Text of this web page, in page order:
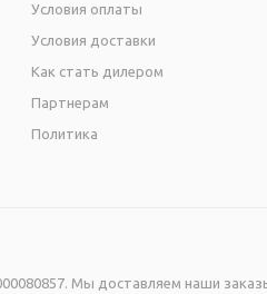
Условия оплаты
Условия доставки
Как стать дилером
Партнерам
Политика
Мы доставляем наши